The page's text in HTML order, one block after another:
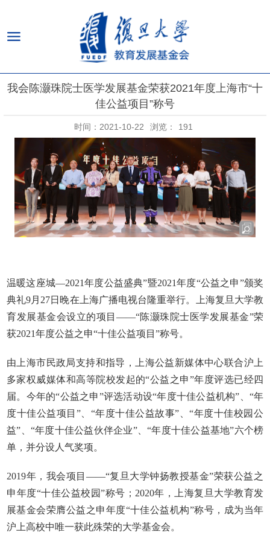
我会陈灏珠院士医学发展基金荣获2021年度上海市“十
佳公益项目”称号
时间：2021-10-22 浏览： 191
温暖这座城—2021年度公益盛典”暨2021年度“公益之申”颁奖
典礼9月27日晚在上海广播电视台隆重举行。上海复旦大学教
育发展基金会设立的项目——“陈灏珠院士医学发展基金”荣
获2021年度公益之申“十佳公益项目”称号。
由上海市民政局支持和指导，上海公益新媒体中心联合沪上
多家权威媒体和高等院校发起的“公益之申”年度评选已经四
届。今年的“公益之申”评选活动设“年度十佳公益机构”、“年
度十佳公益项目”、“年度十佳公益故事”、“年度十佳校园公
益”、“年度十佳公益伙伴企业”、“年度十佳公益基地”六个榜
单，并分设人气奖项。
2019年，我会项目——“复旦大学钟扬教授基金”荣获公益之
申年度“十佳公益校园”称号；2020年，上海复旦大学教育发
展基金会荣膺公益之申年度“十佳公益机构”称号，成为当年
沪上高校中唯一获此殊荣的大学基金会。